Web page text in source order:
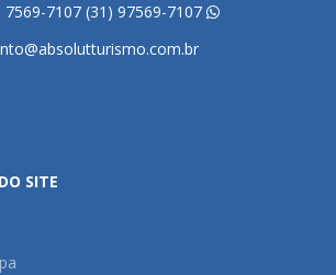
7107 (31) 97569-7107
SITE